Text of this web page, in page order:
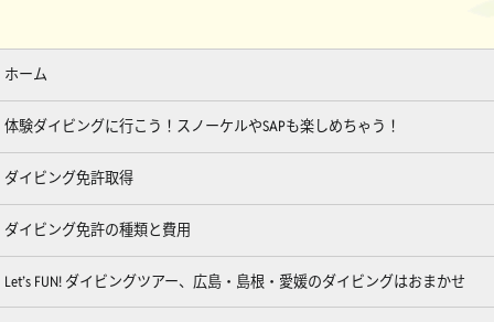
ホーム
体験ダイビングに行こう！スノーケルやSAPも楽しめちゃう！
ダイビング免許取得
ダイビング免許の種類と費用
Let’s FUN! ダイビングツアー、広島・島根・愛媛のダイビングはおまかせ